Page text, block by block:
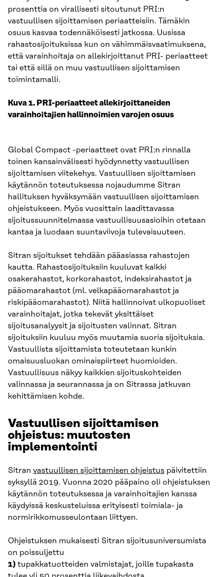
prosenttia on virallisesti sitoutunut PRI:n
vastuullisen sijoittamisen periaatteisiin. Tämäkin
osuus kasvaa todennäköisesti jatkossa. Uusissa
rahastosijoituksissa kun on vähimmäisvaatimuksena,
että varainhoitaja on allekirjoittanut PRI- periaatteet
tai että sillä on muu vastuullisen sijoittamisen
toimintamalli.
Kuva 1. PRI-periaatteet allekirjoittaneiden
varainhoitajien hallinnoimien varojen osuus
Global Compact -periaatteet ovat PRI:n rinnalla
toinen kansainvälisesti hyödynnetty vastuullisen
sijoittamisen viitekehys. Vastuullisen sijoittamisen
käytännön toteutuksessa nojaudumme Sitran
hallituksen hyväksymään vastuullisen sijoittamisen
ohjeistukseen. Myös vuosittain laadittavassa
sijoitussuunnitelmassa vastuullisuusasioihin otetaan
kantaa ja luodaan suuntaviivoja tulevaisuuteen.
Sitran sijoitukset tehdään pääasiassa rahastojen
kautta. Rahastosijoituksiin kuuluvat kaikki
osakerahastot, korkorahastot, indeksirahastot ja
pääomarahastot (ml. velkapääomarahastot ja
riskipääomarahastot). Niitä hallinnoivat ulkopuoliset
varainhoitajat, jotka tekevät yksittäiset
sijoitusanalyysit ja sijoitusten valinnat. Sitran
sijoituksiin kuuluu myös muutamia suoria sijoituksia.
Vastuullista sijoittamista toteutetaan kunkin
omaisuusluokan ominaispiirteet huomioiden.
Vastuullisuus näkyy kaikkien sijoituskohteiden
valinnassa ja seurannassa ja on Sitrassa jatkuvan
kehittämisen kohde.
Vastuullisen sijoittamisen
ohjeistus: muutosten
implementointi
Sitran vastuullisen sijoittamisen ohjeistus päivitettiin
syksyllä 2019. Vuonna 2020 pääpaino oli ohjeistuksen
käytännön toteutuksessa ja varainhoitajien kanssa
käydyissä keskusteluissa erityisesti toimiala- ja
normirikkomusseulontaan liittyen.
Ohjeistuksen mukaisesti Sitran sijoitusuniversumista
on poissuljettu
1) tupakkatuotteiden valmistajat, joille tupakasta